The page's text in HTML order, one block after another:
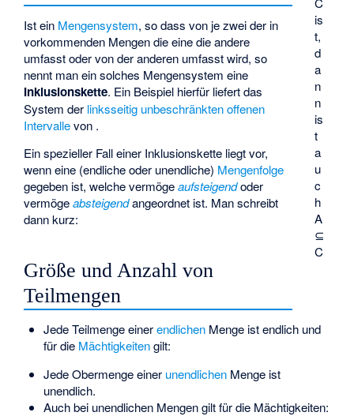
is
t,
d
a
n
n
is
t
a
u
c
h
A
⊆
C
Istein Mengensystem, so dass von je zwei der in
vorkommenden Mengen die eine die andere
umfasst oder von der anderen umfasst wird, so
nennt man ein solches Mengensystem eine
Inklusionskette. Ein Beispiel hierfür liefert das
Systemder linksseitig unbeschränkten offenen
Intervallevon .
Ein spezieller Fall einer Inklusionskette liegt vor,
wenn eine (endliche oder unendliche) Mengenfolge
gegeben ist, welche vermögeaufsteigendoder
vermögeabsteigendangeordnet ist. Man schreibt
dann kurz:
Größe und Anzahl von
Teilmengen
Jede Teilmenge einerendlichenMenge ist endlich und
für die Mächtigkeitengilt:
Jede Obermenge einer unendlichenMenge ist
unendlich.
Auch bei unendlichen Mengen gilt für die Mächtigkeiten: